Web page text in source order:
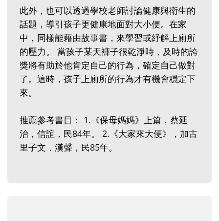
此外，也可以透過學校老師討論健康與衛生的
話題，導引孩子更健康地面對大小便。在家
中，同樣能藉由故事書，來學習或紓解上廁所
的壓力。 當孩子某天褲子很乾淨時，及時的誇
獎將有助於他肯定自己的行為，確定自己做對
了。這時，孩子上廁所的行為才有機會穩定下
來。
推薦參考書目： 1.《保母媽媽》上篇，蔡延
治，信誼，民84年。 2.《大家來大便》，加古
里子文，漢聲，民85年。